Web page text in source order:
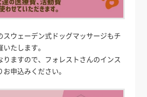
スウェーデン式ドッグマッサージもチ
たします。
りますので、フォレストさんのインス
申込みください。